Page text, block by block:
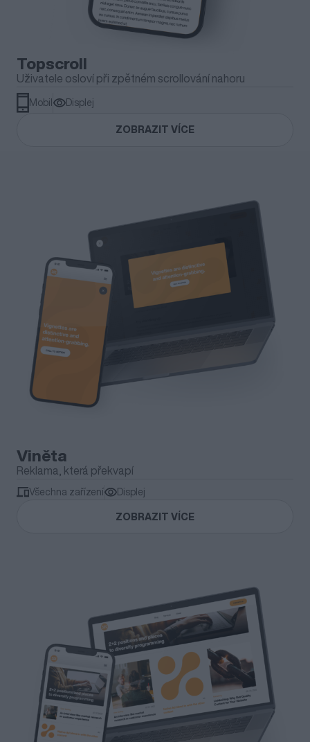
Topscroll
Uživatele osloví při zpětném scrollování nahoru
Mobil
Displej
ZOBRAZIT VÍCE
Viněta
Reklama, která překvapí
Všechna zařízení
Displej
ZOBRAZIT VÍCE